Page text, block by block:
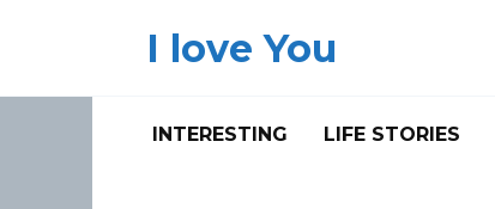
I love You
INTERESTING LIFE STORIES